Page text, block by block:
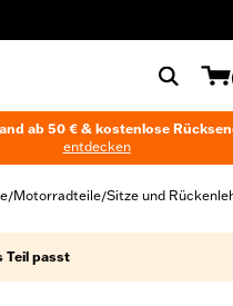
ab 50 € & kostenlose
entdecken
/Motorradteile/Sitze und
Teil passt